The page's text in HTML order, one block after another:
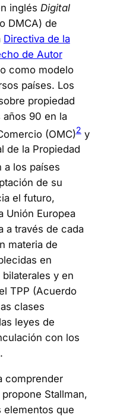
inglés Digital
DMCA) de
Directiva de la
de Autor
como modelo
países. Los
propiedad
90 en la
(OMC)2y
de la Propiedad
los países
de su
el futuro,
Unión Europea
a través de cada
materia de
en
y en
TPP (Acuerdo
clases
leyes de
con los
comprender
Stallman,
elementos que